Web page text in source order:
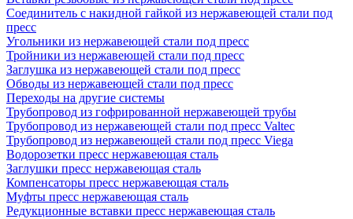
Соединитель с накидной гайкой из нержавеющей стали под
пресс
Угольники из нержавеющей стали под пресс
Тройники из нержавеющей стали под пресс
Заглушка из нержавеющей стали под пресс
Обводы из нержавеющей стали под пресс
Переходы на другие системы
Трубопровод из гофрированной нержавеющей трубы
Трубопровод из нержавеющей стали под пресс Valtec
Трубопровод из нержавеющей стали под пресс Viega
Водорозетки пресс нержавеющая сталь
Заглушки пресс нержавеющая сталь
Компенсаторы пресс нержавеющая сталь
Муфты пресс нержавеющая сталь
Редукционные вставки пресс нержавеющая сталь